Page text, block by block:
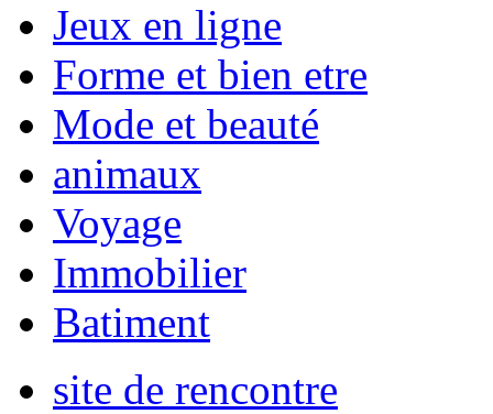
Jeux en ligne
Forme et bien etre
Mode et beauté
animaux
Voyage
Immobilier
Batiment
site de rencontre